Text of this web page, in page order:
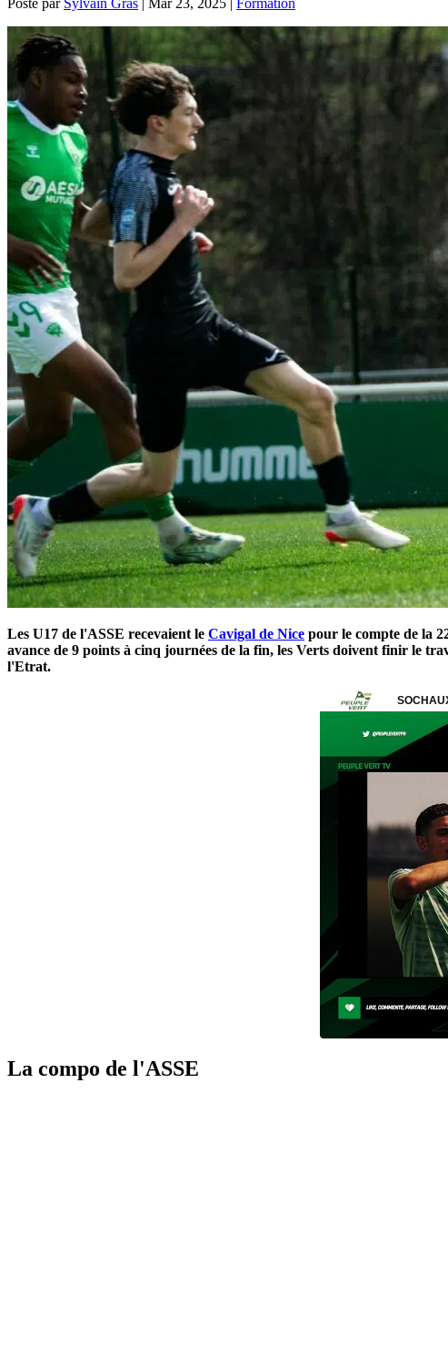
Les U17 de l'ASSE recevaient le Cavigal de Nice pour le compte de la
avance de 9 points à cinq journées de la fin, les Verts doivent finir le
l'Etrat.
La compo de l'ASSE